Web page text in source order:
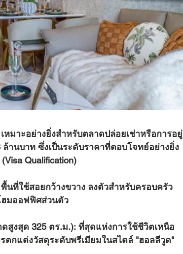
เหมาะอย่างยิ่งสำหรับตลาดปล่อยเช่าหรือการอยู่
านบาท ซึ่งเป็นระดับราคาที่ตอบโจทย์อย่างยิ่ง
Qualification)
พื้นที่ใช้สอยกว้างขวาง ลงตัวสำหรับครอบครัว
ฮมออฟฟิศส่วนตัว
สูงสุด 325 ตร.ม.): ที่สุดแห่งการใช้ชีวิตเหนือ
ตกแต่งวัสดุระดับพรีเมียมในสไตล์ "ฮอลลีวูด"